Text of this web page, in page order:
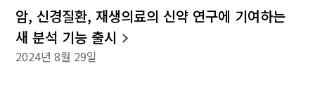
암, 신경질환, 재생의료의 신약 연구에 기여하는
새 분석 기능 출시
2024년 8월 29일